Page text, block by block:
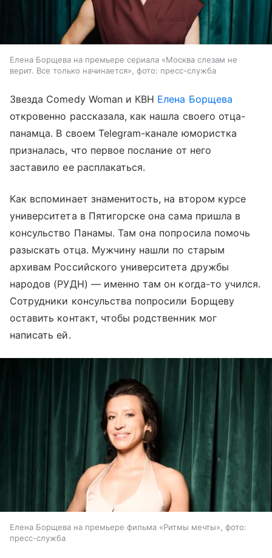
Елена Борщева на премьере сериала «Москва слезам не
верит. Все только начинается», фото: пресс-служба
Звезда Comedy Woman и КВН Елена Борщева
откровенно рассказала, как нашла своего отца-
панамца. В своем Telegram-канале юмористка
призналась, что первое послание от него
заставило ее расплакаться.
Как вспоминает знаменитость, на втором курсе
университета в Пятигорске она сама пришла в
консульство Панамы. Там она попросила помочь
разыскать отца. Мужчину нашли по старым
архивам Российского университета дружбы
народов (РУДН) — именно там он когда-то учился.
Сотрудники консульства попросили Борщеву
оставить контакт, чтобы родственник мог
написать ей.
Елена Борщева на премьере фильма «Ритмы мечты», фото:
пресс-служба